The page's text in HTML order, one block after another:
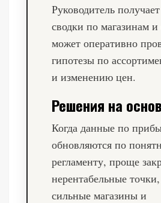
Руководитель
сводки по магазинам и
может оперативно
гипотезы по
и изменению цен.
Решения на
Когда данные по
обновляются по
регламенту, проще
нерентабельные
сильные магазины и